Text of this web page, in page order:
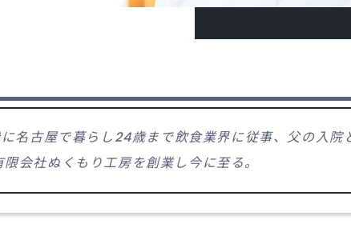
古屋で暮らし24歳まで飲食業界に従事、父の入院
会社ぬくもり工房を創業し今に至る。